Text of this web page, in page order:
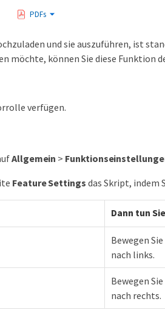
PDFs
und sie auszuführen, ist
möchte, können Sie diese Funktion
verfügen.
Allgemein >
Feature Settings das Skript, indem
Dann tun
Bewegen
nach links.
Bewegen
nach rechts.